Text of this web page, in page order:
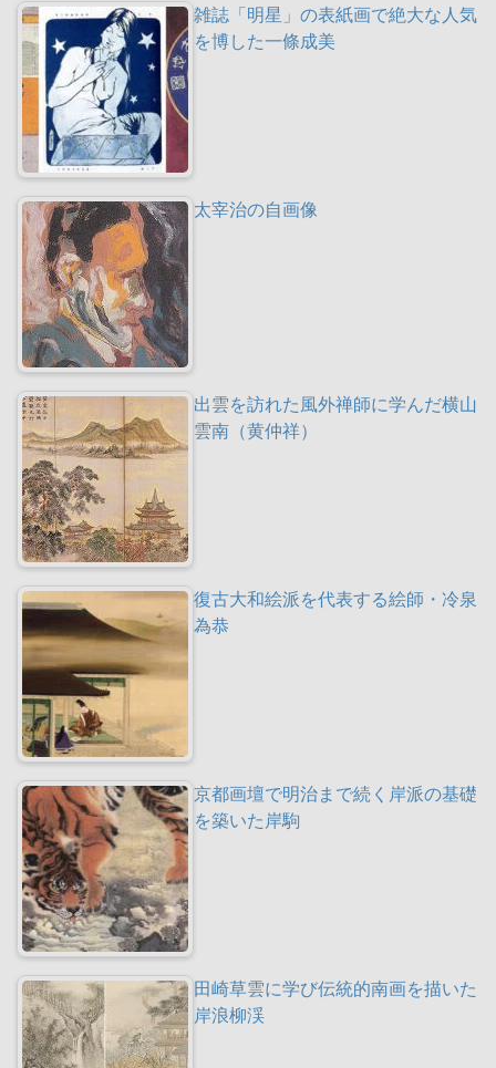
雑誌「明星」の表紙画で絶大な人気
を博した一條成美
太宰治の自画像
出雲を訪れた風外禅師に学んだ横山
雲南（黄仲祥）
復古大和絵派を代表する絵師・冷泉
為恭
京都画壇で明治まで続く岸派の基礎
を築いた岸駒
田崎草雲に学び伝統的南画を描いた
岸浪柳渓